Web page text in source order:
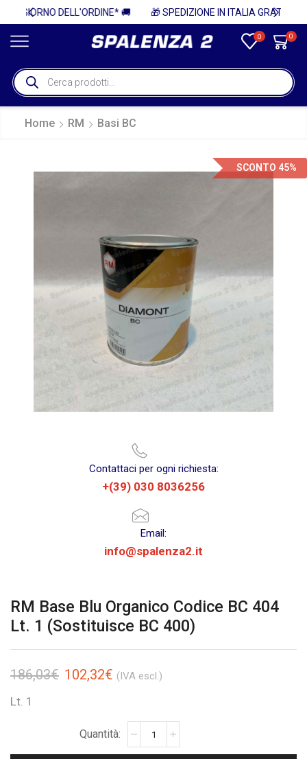
0 0
Home RM Basi BC
SCONTO 45%
Contattaci per ogni richiesta:
+(39) 030 8036256
Email:
info@spalenza2.it
RM Base Blu Organico Codice BC 404
Lt. 1 (Sostituisce BC 400)
186,03€ 102,32€ (IVA escl.)
Lt. 1